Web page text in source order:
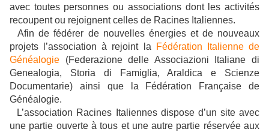
avec toutes personnes ou associations dont les activités
recoupent ou rejoignent celles de Racines Italiennes.
Afin de fédérer de nouvelles énergies et de nouveaux
projets l’association à rejoint la
Fédération Italienne de
Généalogie (Federazione delle Associazioni Italiane di
Genealogia, Storia di Famiglia, Araldica e Scienze
Documentarie) ainsi que la Fédération Française de
Généalogie.
L’association Racines Italiennes dispose d’un site avec
une partie ouverte à tous et une autre partie réservée aux